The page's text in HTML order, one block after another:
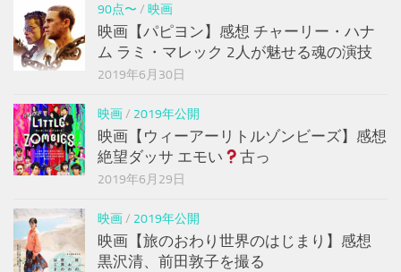
90点〜 / 映画
映画【パピヨン】感想 チャーリー・ハナ
ム ラミ・マレック 2人が魅せる魂の演技
2019年6月30日
映画/ 2019年公開
映画【ウィーアーリトルゾンビーズ】感想
絶望ダッサ エモい
古っ
2019年6月29日
映画/ 2019年公開
映画【旅のおわり世界のはじまり】感想
黒沢清、前田敦子を撮る